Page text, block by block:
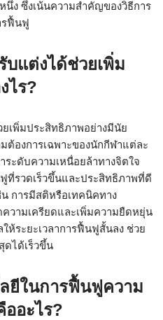
ง ซึ่งเน้นความสำคัญของวิธีการ
รฟื้นฟู
แต่งได้ช่วยเพิ่ม
ไร?
เพิ่มประสิทธิภาพอย่างมีนัย
องการเฉพาะของนักกีฬาแต่ละ
ะดับความเหนื่อยล้าทางจิตใจ
ที่รวดเร็วขึ้นและประสิทธิภาพที่ดี
น การมีสติหรือเทคนิคทาง
วามเครียดและเพิ่มความยืดหยุ่น
ห้ระยะเวลาการฟื้นฟูสั้นลง ช่วย
ดได้เร็วขึ้น
ยีในการฟื้นฟูความ
ออะไร?